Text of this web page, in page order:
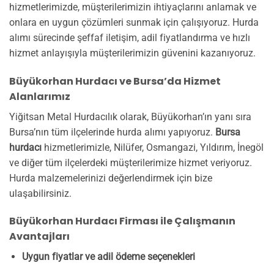
hizmetlerimizde, müşterilerimizin ihtiyaçlarını anlamak ve
onlara en uygun çözümleri sunmak için çalışıyoruz. Hurda
alımı sürecinde şeffaf iletişim, adil fiyatlandırma ve hızlı
hizmet anlayışıyla müşterilerimizin güvenini kazanıyoruz.
Büyükorhan Hurdacı ve Bursa’da Hizmet
Alanlarımız
Yiğitsan Metal Hurdacılık olarak, Büyükorhan’ın yanı sıra
Bursa’nın tüm ilçelerinde hurda alımı yapıyoruz. Bursa
hurdacı hizmetlerimizle, Nilüfer, Osmangazi, Yıldırım, İnegöl
ve diğer tüm ilçelerdeki müşterilerimize hizmet veriyoruz.
Hurda malzemelerinizi değerlendirmek için bize
ulaşabilirsiniz.
Büyükorhan Hurdacı Firması ile Çalışmanın
Avantajları
Uygun fiyatlar ve adil ödeme seçenekleri